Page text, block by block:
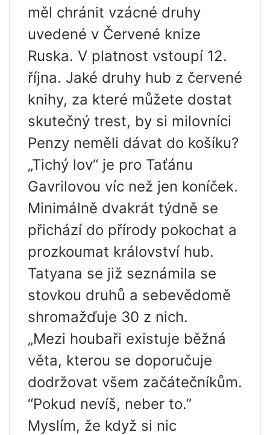
měl chránit vzácné druhy
uvedené v Červené knize
Ruska. V platnost vstoupí 12.
října. Jaké druhy hub z červené
knihy, za které můžete dostat
skutečný trest, by si milovníci
Penzy neměli dávat do košíku?
„Tichý lov“ je pro Taťánu
Gavrilovou víc než jen koníček.
Minimálně dvakrát týdně se
přichází do přírody pokochat a
prozkoumat království hub.
Tatyana se již seznámila se
stovkou druhů a sebevědomě
shromažďuje 30 z nich.
„Mezi houbaři existuje běžná
věta, kterou se doporučuje
dodržovat všem začátečníkům.
“Pokud nevíš, neber to.”
Myslím, že když si nic